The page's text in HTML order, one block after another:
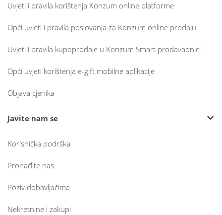
Uvjeti i pravila korištenja Konzum online platforme
Opći uvjeti i pravila poslovanja za Konzum online prodaju
Uvjeti i pravila kupoprodaje u Konzum Smart prodavaonici
Opći uvjeti korištenja e-gift mobilne aplikacije
Objava cjenika
Javite nam se
Korisnička podrška
Pronađite nas
Poziv dobavljačima
Nekretnine i zakupi